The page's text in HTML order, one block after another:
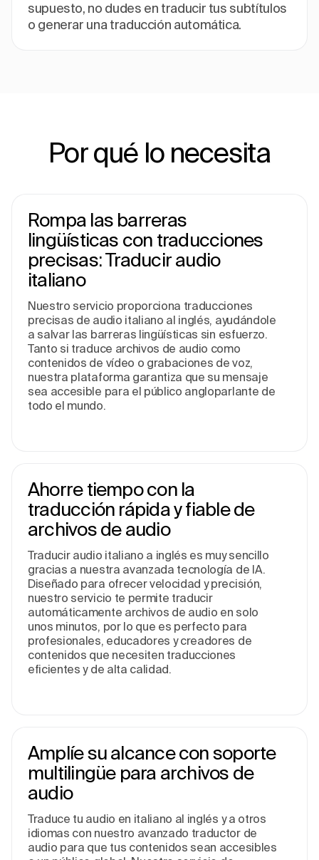
supuesto, no dudes en traducir tus subtítulos
o generar una traducción automática.
Por qué lo necesita
Rompa las barreras
lingüísticas con traducciones
precisas: Traducir audio
italiano
Nuestro servicio proporciona traducciones
precisas de audio italiano al inglés, ayudándole
a salvar las barreras lingüísticas sin esfuerzo.
Tanto si traduce archivos de audio como
contenidos de vídeo o grabaciones de voz,
nuestra plataforma garantiza que su mensaje
sea accesible para el público angloparlante de
todo el mundo.
Ahorre tiempo con la
traducción rápida y fiable de
archivos de audio
Traducir audio italiano a inglés es muy sencillo
gracias a nuestra avanzada tecnología de IA.
Diseñado para ofrecer velocidad y precisión,
nuestro servicio te permite traducir
automáticamente archivos de audio en solo
unos minutos, por lo que es perfecto para
profesionales, educadores y creadores de
contenidos que necesiten traducciones
eficientes y de alta calidad.
Amplíe su alcance con soporte
multilingüe para archivos de
audio
Traduce tu audio en italiano al inglés y a otros
idiomas con nuestro avanzado traductor de
audio para que tus contenidos sean accesibles